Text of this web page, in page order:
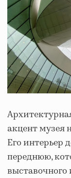
акцент музея
Его интерьер
переднюю,
выставочного